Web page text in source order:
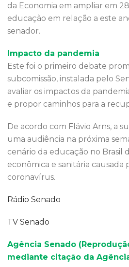
da Economia em ampliar em
educação em relação a este
senador.
Impacto da pandemia
Este foi o primeiro debate
subcomissão, instalada pelo
avaliar os impactos da
e propor caminhos para a
De acordo com Flávio Arns, a
uma audiência na próxima
cenário da educação no Brasil
econômica e sanitária causada
coronavírus.
Rádio Senado
TV Senado
Agência Senado
mediante citação da